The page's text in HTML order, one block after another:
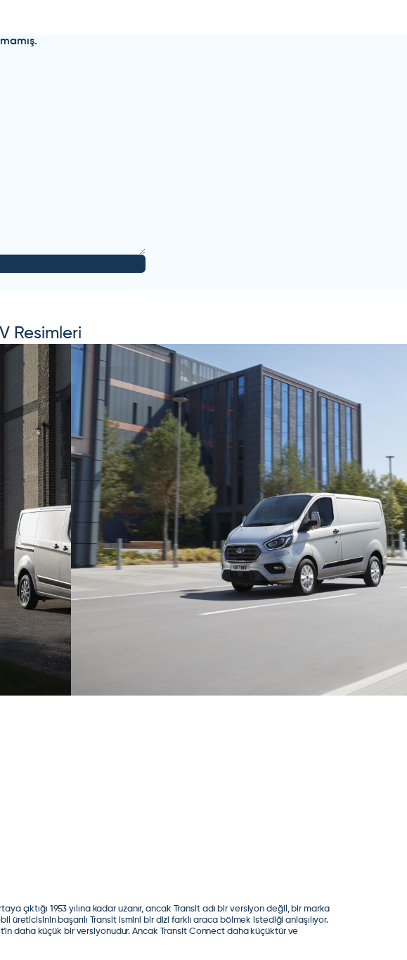
Resimleri
çıktığı 1953 yılına kadar uzanır, ancak Transit adı bir versiyon değil, bir marka
başarılı Transit ismini bir dizi farklı araca bölmek istediği anlaşılıyor.
daha küçük bir versiyonudur. Ancak Transit Connect daha küçüktür ve